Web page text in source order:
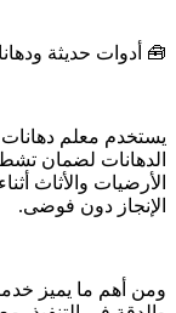
🧰 أدوات حديثة
يستخدم معلم دهانات
الدهانات لضمان
الأرضيات والأثاث
الإنجاز دون فوضى.
ومن أهم ما يميز